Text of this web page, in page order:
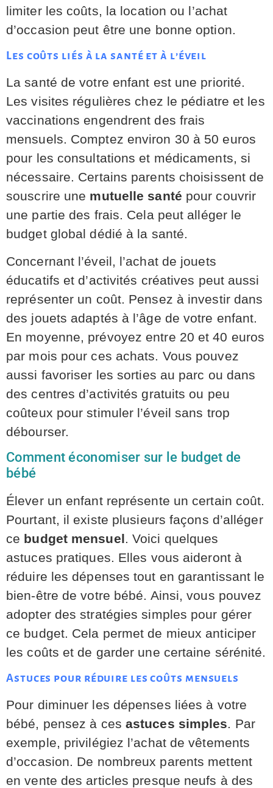
limiter les coûts, la location ou l’achat
d’occasion peut être une bonne option.
Les coûts liés à la santé et à l’éveil
La santé de votre enfant est une priorité.
Les visites régulières chez le pédiatre et les
vaccinations engendrent des frais
mensuels. Comptez environ 30 à 50 euros
pour les consultations et médicaments, si
nécessaire. Certains parents choisissent de
souscrire une mutuelle santé pour couvrir
une partie des frais. Cela peut alléger le
budget global dédié à la santé.
Concernant l’éveil, l’achat de jouets
éducatifs et d’activités créatives peut aussi
représenter un coût. Pensez à investir dans
des jouets adaptés à l’âge de votre enfant.
En moyenne, prévoyez entre 20 et 40 euros
par mois pour ces achats. Vous pouvez
aussi favoriser les sorties au parc ou dans
des centres d’activités gratuits ou peu
coûteux pour stimuler l’éveil sans trop
débourser.
Comment économiser sur le budget de
bébé
Élever un enfant représente un certain coût.
Pourtant, il existe plusieurs façons d’alléger
ce budget mensuel. Voici quelques
astuces pratiques. Elles vous aideront à
réduire les dépenses tout en garantissant le
bien-être de votre bébé. Ainsi, vous pouvez
adopter des stratégies simples pour gérer
ce budget. Cela permet de mieux anticiper
les coûts et de garder une certaine sérénité.
Astuces pour réduire les coûts mensuels
Pour diminuer les dépenses liées à votre
bébé, pensez à ces astuces simples. Par
exemple, privilégiez l’achat de vêtements
d’occasion. De nombreux parents mettent
en vente des articles presque neufs à des